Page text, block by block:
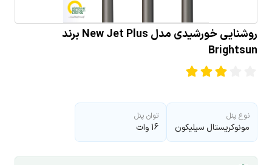
روشنایی خورشیدی مدل New Jet Plus برند
Brightsun
نوع پنل
مونوکریستال سیلیکون
توان پنل
16 وات